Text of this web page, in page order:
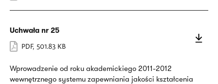
Uchwała nr 25
PDF, 501.83 KB
Wprowadzenie od roku akademickiego 2011-2012
wewnętrznego systemu zapewniania jakości kształcenia